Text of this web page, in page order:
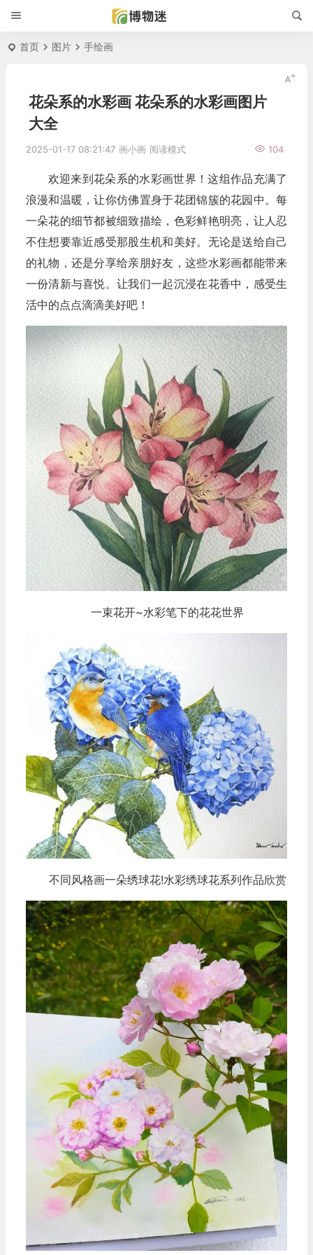
首页 图片 手绘画
花朵系的水彩画 花朵系的水彩画图片
大全
2025-01-17 08:21:47 画小画 104
阅读模式
欢迎来到花朵系的水彩画世界！这组作品充满了
浪漫和温暖，让你仿佛置身于花团锦簇的花园中。每
一朵花的细节都被细致描绘，色彩鲜艳明亮，让人忍
不住想要靠近感受那股生机和美好。无论是送给自己
的礼物，还是分享给亲朋好友，这些水彩画都能带来
一份清新与喜悦。让我们一起沉浸在花香中，感受生
活中的点点滴滴美好吧！
一束花开~水彩笔下的花花世界
不同风格画一朵绣球花!水彩绣球花系列作品欣赏